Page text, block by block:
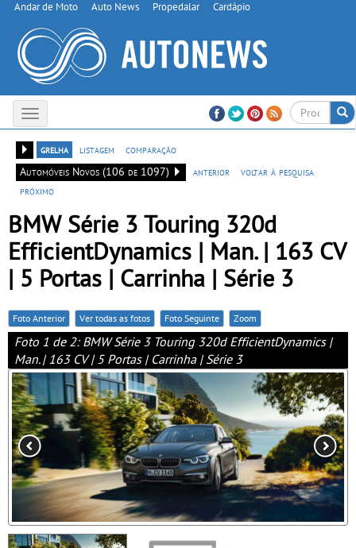
Andar de Moto Auto News Propedalar Cardápio
Toggle
navigation
grelha
listagem
comparação
Automóveis Novos (106 de 1097)
anterior
voltar à pesquisa
próximo
BMW Série 3 Touring 320d
EfficientDynamics | Man. | 163 CV
| 5 Portas | Carrinha | Série 3
Foto Anterior Ver todas as fotos Foto Seguinte Zoom
Foto 1 de 2: BMW Série 3 Touring 320d EfficientDynamics |
Man. | 163 CV | 5 Portas | Carrinha | Série 3